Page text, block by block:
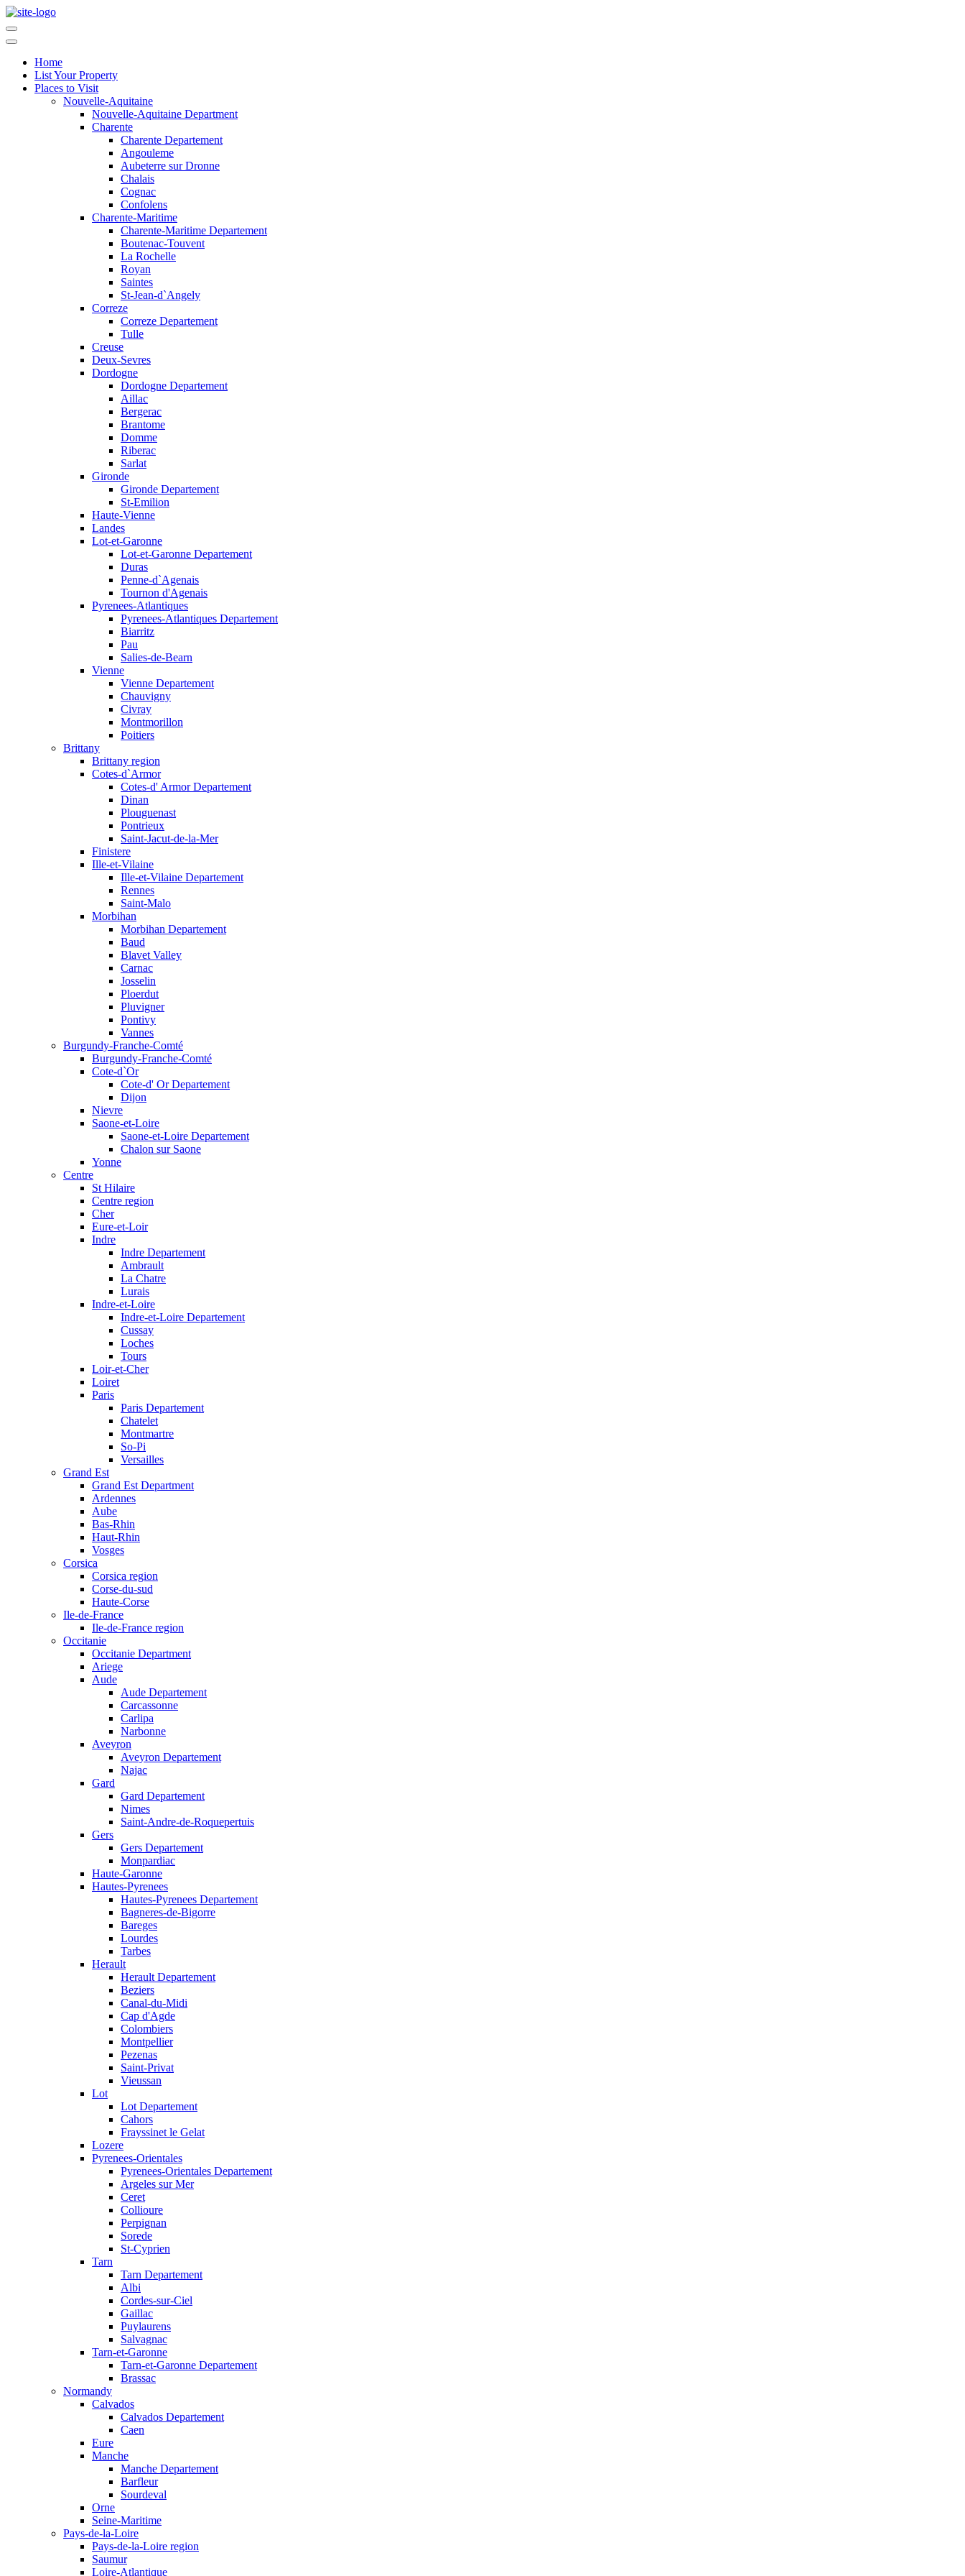
Home
List Your Property
Places to Visit
Nouvelle-Aquitaine
Nouvelle-Aquitaine Department
Charente
Charente Departement
Angouleme
Aubeterre sur Dronne
Chalais
Cognac
Confolens
Charente-Maritime
Charente-Maritime Departement
Boutenac-Touvent
La Rochelle
Royan
Saintes
St-Jean-d`Angely
Correze
Correze Departement
Tulle
Creuse
Deux-Sevres
Dordogne
Dordogne Departement
Aillac
Bergerac
Brantome
Domme
Riberac
Sarlat
Gironde
Gironde Departement
St-Emilion
Haute-Vienne
Landes
Lot-et-Garonne
Lot-et-Garonne Departement
Duras
Penne-d`Agenais
Tournon d'Agenais
Pyrenees-Atlantiques
Pyrenees-Atlantiques Departement
Biarritz
Pau
Salies-de-Bearn
Vienne
Vienne Departement
Chauvigny
Civray
Montmorillon
Poitiers
Brittany
Brittany region
Cotes-d`Armor
Cotes-d' Armor Departement
Dinan
Plouguenast
Pontrieux
Saint-Jacut-de-la-Mer
Finistere
Ille-et-Vilaine
Ille-et-Vilaine Departement
Rennes
Saint-Malo
Morbihan
Morbihan Departement
Baud
Blavet Valley
Carnac
Josselin
Ploerdut
Pluvigner
Pontivy
Vannes
Burgundy-Franche-Comté
Burgundy-Franche-Comté
Cote-d`Or
Cote-d' Or Departement
Dijon
Nievre
Saone-et-Loire
Saone-et-Loire Departement
Chalon sur Saone
Yonne
Centre
St Hilaire
Centre region
Cher
Eure-et-Loir
Indre
Indre Departement
Ambrault
La Chatre
Lurais
Indre-et-Loire
Indre-et-Loire Departement
Cussay
Loches
Tours
Loir-et-Cher
Loiret
Paris
Paris Departement
Chatelet
Montmartre
So-Pi
Versailles
Grand Est
Grand Est Department
Ardennes
Aube
Bas-Rhin
Haut-Rhin
Vosges
Corsica
Corsica region
Corse-du-sud
Haute-Corse
Ile-de-France
Ile-de-France region
Occitanie
Occitanie Department
Ariege
Aude
Aude Departement
Carcassonne
Carlipa
Narbonne
Aveyron
Aveyron Departement
Najac
Gard
Gard Departement
Nimes
Saint-Andre-de-Roquepertuis
Gers
Gers Departement
Monpardiac
Haute-Garonne
Hautes-Pyrenees
Hautes-Pyrenees Departement
Bagneres-de-Bigorre
Bareges
Lourdes
Tarbes
Herault
Herault Departement
Beziers
Canal-du-Midi
Cap d'Agde
Colombiers
Montpellier
Pezenas
Saint-Privat
Vieussan
Lot
Lot Departement
Cahors
Frayssinet le Gelat
Lozere
Pyrenees-Orientales
Pyrenees-Orientales Departement
Argeles sur Mer
Ceret
Collioure
Perpignan
Sorede
St-Cyprien
Tarn
Tarn Departement
Albi
Cordes-sur-Ciel
Gaillac
Puylaurens
Salvagnac
Tarn-et-Garonne
Tarn-et-Garonne Departement
Brassac
Normandy
Calvados
Calvados Departement
Caen
Eure
Manche
Manche Departement
Barfleur
Sourdeval
Orne
Seine-Maritime
Pays-de-la-Loire
Pays-de-la-Loire region
Saumur
Loire-Atlantique